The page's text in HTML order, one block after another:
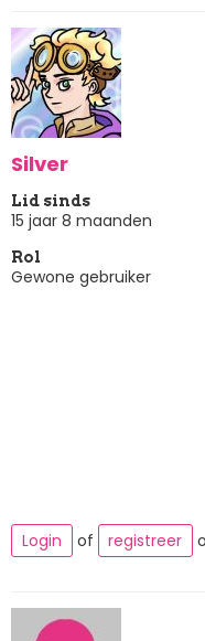
Silver
Lid sinds
15 jaar 8 maanden
Rol
Gewone gebruiker
Login of registreer